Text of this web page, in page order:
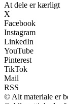
At dele er kærligt
X
Facebook
Instagram
LinkedIn
YouTube
Pinterest
TikTok
Mail
RSS
© Alt materiale er